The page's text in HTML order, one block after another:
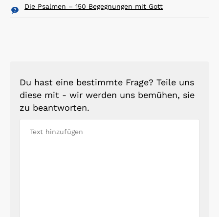
Die Psalmen – 150 Begegnungen mit Gott
Du hast eine bestimmte Frage? Teile uns
diese mit - wir werden uns bemühen, sie
zu beantworten.